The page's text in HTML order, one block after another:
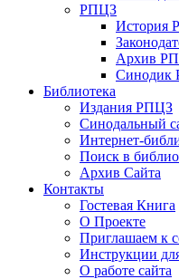
РПЦЗ
История
Архив
Синодик
Библиотека
Издания РПЦЗ
Синодальный
Интернет-
Поиск в
Архив Сайта
Контакты
Гостевая Книга
О Проекте
Приглашаем к
Инструкции
О работе сайта